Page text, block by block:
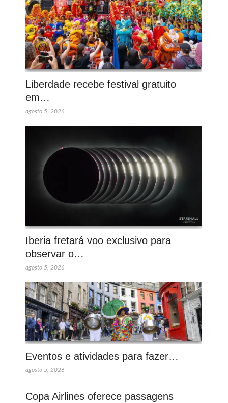
Liberdade recebe festival gratuito
em…
agosto 5, 2026
Iberia fretará voo exclusivo para
observar o…
agosto 5, 2026
Eventos e atividades para fazer…
agosto 5, 2026
Copa Airlines oferece passagens